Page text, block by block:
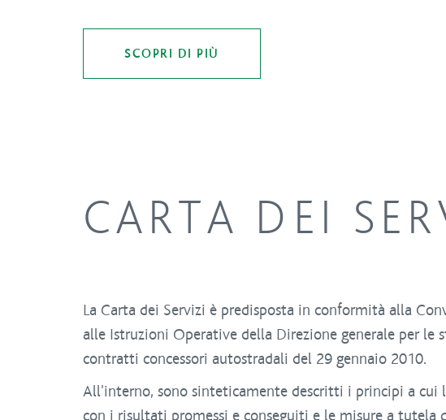
SCOPRI DI PIÙ
CARTA DEI
La Carta dei Servizi è predisposta in conformità alla
alle Istruzioni Operative della Direzione generale per le
contratti concessori autostradali del 29 gennaio 2010.
All'interno, sono sinteticamente descritti i principi a
con i risultati promessi e conseguiti e le misure a tutela